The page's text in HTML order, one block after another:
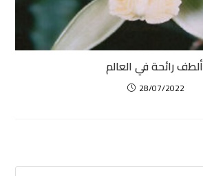
ألطف رائحة في العالم
28/07/2022